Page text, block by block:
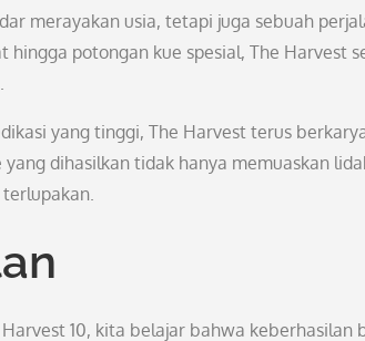
merayakan usia, tetapi juga sebuah
hingga potongan kue spesial, The Harvest
yang tinggi, The Harvest terus
yang dihasilkan tidak hanya memuaskan
10, kita belajar bahwa